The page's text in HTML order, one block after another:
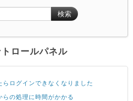
検索
ロールパネル
らログインできなくなりました
らの処理に時間がかかる